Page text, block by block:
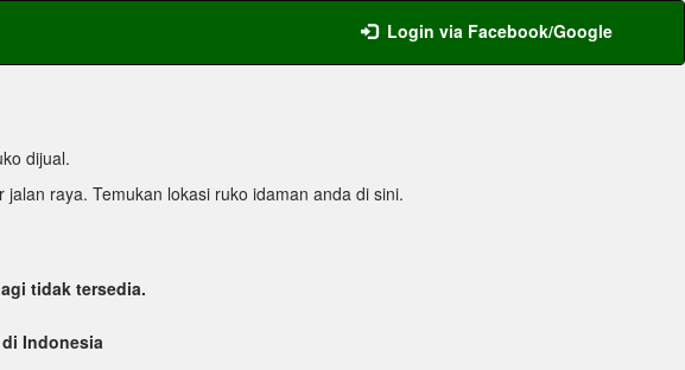
Login via Facebook/Google
dijual.
raya. Temukan lokasi ruko idaman anda di sini.
tidak tersedia.
Indonesia